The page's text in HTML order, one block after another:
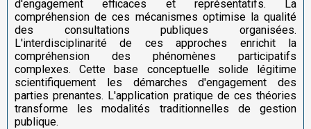
d'engagement efficaces et représentatifs. La
compréhension de ces mécanismes optimise la qualité
des consultations publiques organisées.
L'interdisciplinarité de ces approches enrichit la
compréhension des phénomènes participatifs
complexes. Cette base conceptuelle solide légitime
scientifiquement les démarches d'engagement des
parties prenantes. L'application pratique de ces théories
transforme les modalités traditionnelles de gestion
publique.